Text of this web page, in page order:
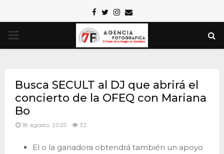
Facebook
TwitterInstagram
Email
PRIMARY
Busca SECULT al DJ que abrirá el
concierto de la OFEQ con Mariana
Bo
18 agosto, 2025 32
El o la ganadora obtendrá también un apoyo